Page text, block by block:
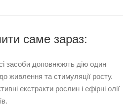
саме зараз:
засоби доповнюють дію один
живлення та стимуляції росту.
екстракти рослин і ефірні олії